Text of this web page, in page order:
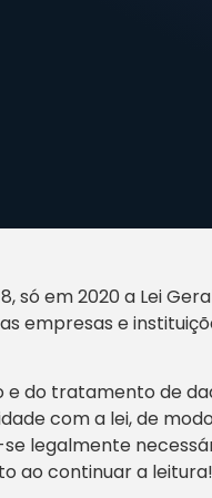
só em 2020 a Lei
empresas e
e do tratamento de
com a lei, de
legalmente
ao continuar a leitura!